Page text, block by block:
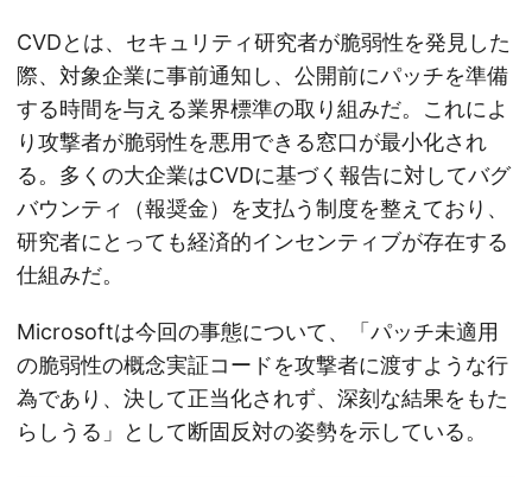
CVDとは、セキュリティ研究者が脆弱性を発見した
際、対象企業に事前通知し、公開前にパッチを準備
する時間を与える業界標準の取り組みだ。これによ
り攻撃者が脆弱性を悪用できる窓口が最小化され
る。多くの大企業はCVDに基づく報告に対してバグ
バウンティ（報奨金）を支払う制度を整えており、
研究者にとっても経済的インセンティブが存在する
仕組みだ。
Microsoftは今回の事態について、「パッチ未適用
の脆弱性の概念実証コードを攻撃者に渡すような行
為であり、決して正当化されず、深刻な結果をもた
らしうる」として断固反対の姿勢を示している。